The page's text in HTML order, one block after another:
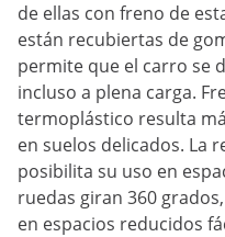
de ellas con freno de
están recubiertas de
permite que el carro se
incluso a plena carga.
termoplástico resulta
en suelos delicados. La
posibilita su uso en
ruedas giran 360
en espacios reducidos